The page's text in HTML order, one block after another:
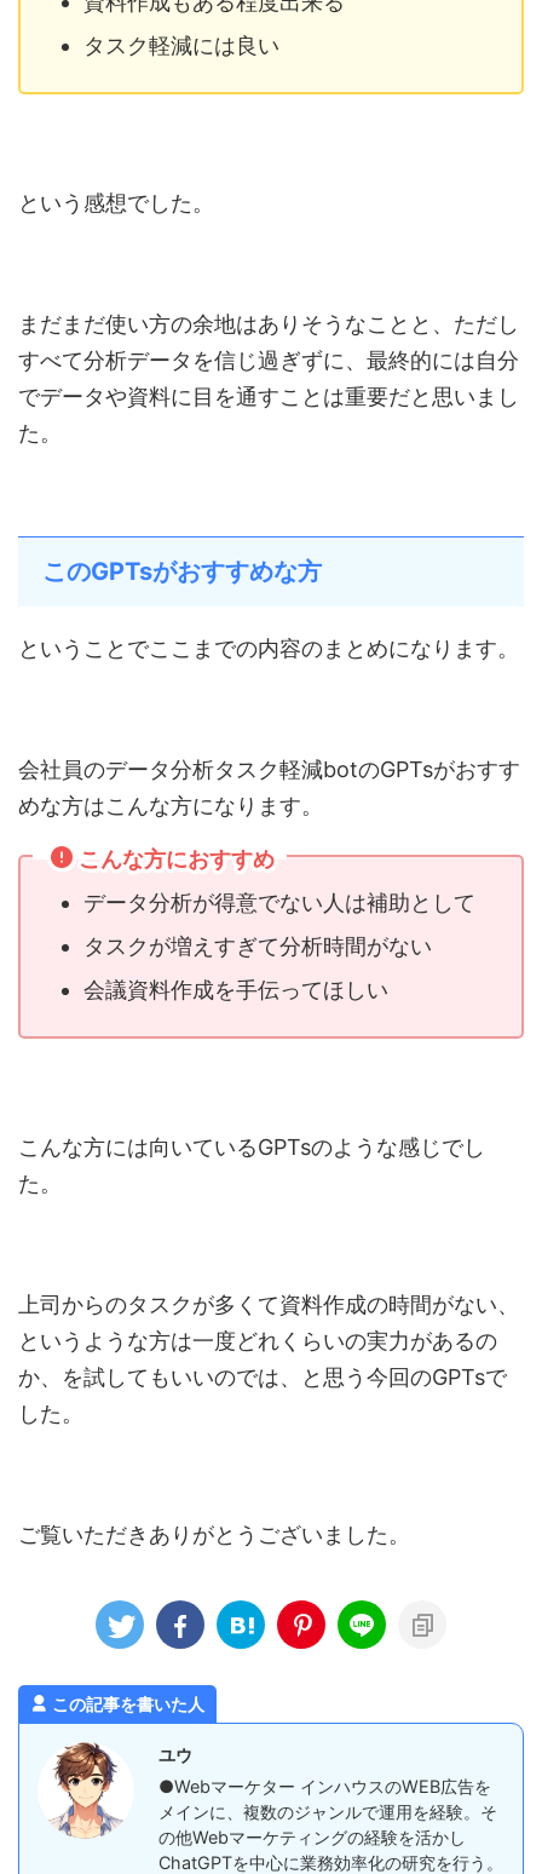
タスク軽減には良い
という感想でした。
まだまだ使い方の余地はありそうなことと、ただし
すべて分析データを信じ過ぎずに、最終的には自分
でデータや資料に目を通すことは重要だと思いまし
た。
このGPTsがおすすめな方
ということでここまでの内容のまとめになります。
会社員のデータ分析タスク軽減botのGPTsがおすす
めな方はこんな方になります。
こんな方におすすめ
データ分析が得意でない人は補助として
タスクが増えすぎて分析時間がない
会議資料作成を手伝ってほしい
こんな方には向いているGPTsのような感じでし
た。
上司からのタスクが多くて資料作成の時間がない、
というような方は一度どれくらいの実力があるの
か、を試してもいいのでは、と思う今回のGPTsで
した。
ご覧いただきありがとうございました。
この記事を書いた人
ユウ
●Webマーケター インハウスのWEB広告を
メインに、複数のジャンルで運用を経験。そ
の他Webマーケティングの経験を活かし
ChatGPTを中心に業務効率化の研究を行う。